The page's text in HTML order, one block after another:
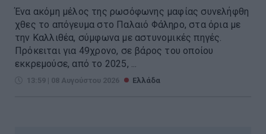
Ένα ακόμη μέλος της ρωσόφωνης μαφίας συνελήφθη
χθες το απόγευμα στο Παλαιό Φάληρο, στα όρια με
την Καλλιθέα, σύμφωνα με αστυνομικές πηγές.
Πρόκειται για 49χρονο, σε βάρος του οποίου
εκκρεμούσε, από το 2025, ...
13:59 | 08 Αυγούστου 2026 Ελλάδα